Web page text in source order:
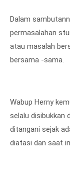
Dalam
permasalahan
atau masalah
bersama -sama.
Wabup Herny
selalu disibukkan
ditangani sejak
diatasi dan saat